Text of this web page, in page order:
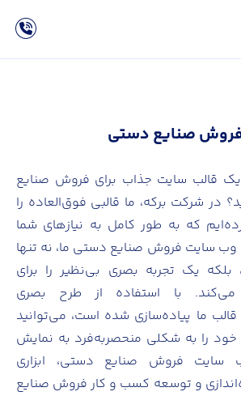
صنایع دستی
قالب سایت جذاب برای فروش صنایع
در شرکت برکه، ما قالبی فوق‌العاده را
که به طور کامل به نیازهای شما
سایت فروش صنایع دستی ما، نه تنها
یک تجربه بصری بی‌نظیر را برای
می‌کند. با استفاده از طرح بصری
قالب ما پیاده‌سازی شده است، می‌توانید
را به شکلی منحصربه‌فرد به نمایش
سایت فروش صنایع دستی، ابزاری
و توسعه کسب و کار فروش صنایع